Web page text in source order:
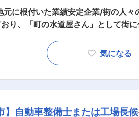
根付いた業績安定企業/街の人々の暮らしを
り、「町の水道屋さん」として街
整、管理 ・資材や協力会社の手配 ・安全や品質の維持と向
進 ・各種資料の作成 ・お客様との
もらいやすく、丁寧にフォロー・
気になる
】自動車整備士または工場